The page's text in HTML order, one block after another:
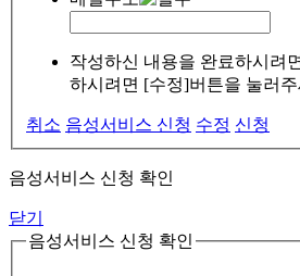
작성하신 내용을 완료하시려
하시려면 [수정]버튼을 눌러
취소 음성서비스 신청 수정 신청
음성서비스 신청 확인
닫기
음성서비스 신청 확인